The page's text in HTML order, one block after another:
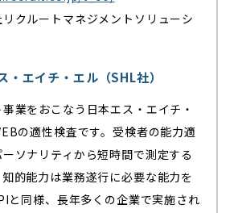
クルートマネジメントソリューシ
エイチ・エル（SHL社）
業をおこなう日本エス・エイチ・
の適性検査です。受検者の能力適
ソナリティから短時間で測定する
的能力は業務遂行に必要な能力を
と同様、長年多くの企業で実施され